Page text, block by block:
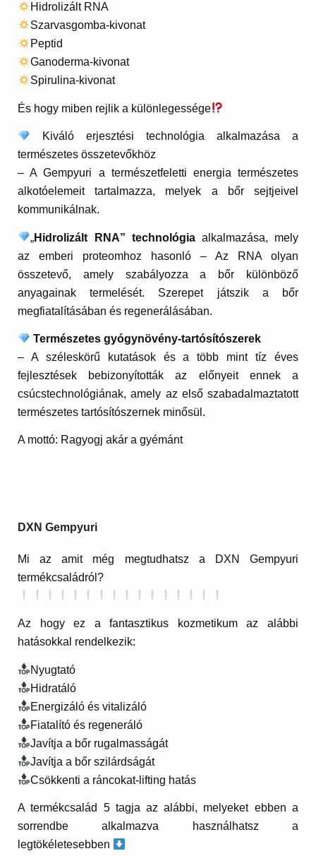
Hidrolizált RNA
Szarvasgomba-kivonat
Peptid
Ganoderma-kivonat
Spirulina-kivonat
És hogy miben rejlik a különlegessége
Kiváló erjesztési technológia alkalmazása a
természetes összetevőkhöz
– A Gempyuri a természetfeletti energia természetes
alkotóelemeit tartalmazza, melyek a bőr sejtjeivel
kommunikálnak.
„Hidrolizált RNA” technológiaalkalmazása, mely
az emberi proteomhoz hasonló – Az RNA olyan
összetevő, amely szabályozza a bőr különböző
anyagainak termelését. Szerepet játszik a bőr
megfiatalításában és regenerálásában.
Természetes gyógynövény-tartósítószerek
– A széleskörű kutatások és a több mint tíz éves
fejlesztések bebizonyították az előnyeit ennek a
csúcstechnológiának, amely az első szabadalmaztatott
természetes tartósítószernek minősül.
A mottó: Ragyogj akár a gyémánt
DXN Gempyuri
Mi az amit még megtudhatsz a DXN Gempyuri
termékcsaládról?
Az hogy ez a fantasztikus kozmetikum az alábbi
hatásokkal rendelkezik:
Nyugtató
Hidratáló
Energizáló és vitalizáló
Fiatalító és regeneráló
Javítja a bőr rugalmasságát
Javítja a bőr szilárdságát
Csökkenti a ráncokat-lifting hatás
A termékcsalád 5 tagja az alábbi, melyeket ebben a
sorrendbe alkalmazva használhatsz a
legtökéletesebben